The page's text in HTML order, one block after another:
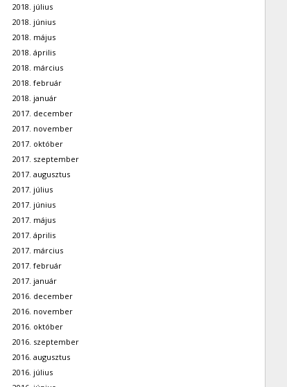
2018. július
2018. június
2018. május
2018. április
2018. március
2018. február
2018. január
2017. december
2017. november
2017. október
2017. szeptember
2017. augusztus
2017. július
2017. június
2017. május
2017. április
2017. március
2017. február
2017. január
2016. december
2016. november
2016. október
2016. szeptember
2016. augusztus
2016. július